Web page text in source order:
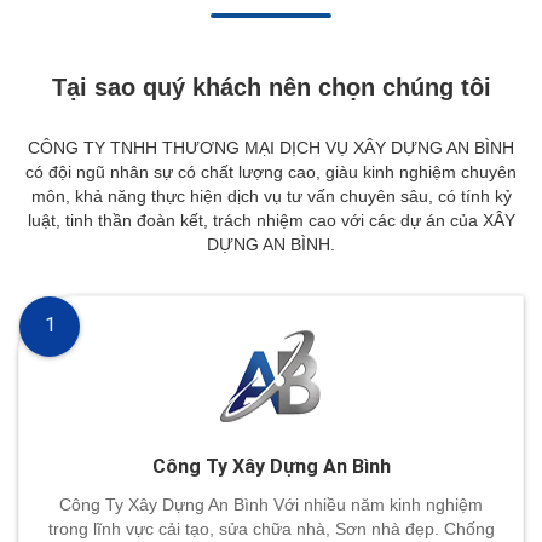
Tại sao quý khách nên chọn chúng tôi
CÔNG TY TNHH THƯƠNG MẠI DỊCH VỤ XÂY DỰNG AN BÌNH
có đội ngũ nhân sự có chất lượng cao, giàu kinh nghiệm chuyên
môn, khả năng thực hiện dịch vụ tư vấn chuyên sâu, có tính kỷ
luật, tinh thần đoàn kết, trách nhiệm cao với các dự án của XÂY
DỰNG AN BÌNH.
Công Ty Xây Dựng An Bình
Công Ty Xây Dựng An Bình Với nhiều năm kinh nghiệm
trong lĩnh vực cải tạo, sửa chữa nhà, Sơn nhà đẹp. Chống
1